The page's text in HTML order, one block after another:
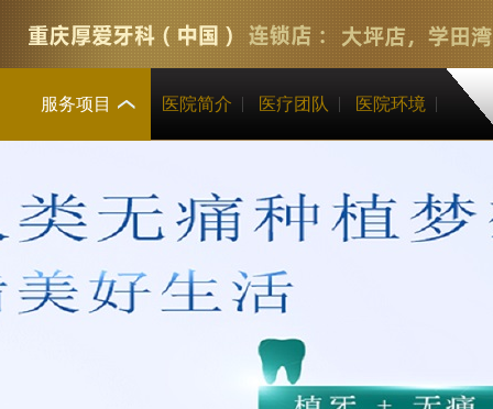
服务项目 医院简介 医疗团队 医院环境